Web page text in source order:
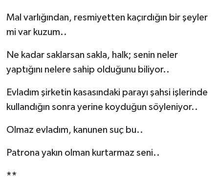
Mal varlığından, resmiyetten kaçırdığın bir şeyler
mi var kuzum..
Ne kadar saklarsan sakla, halk; senin neler
yaptığını nelere sahip olduğunu biliyor..
Evladım şirketin kasasındaki parayı şahsi işlerinde
kullandığın sonra yerine koyduğun söyleniyor..
Olmaz evladım, kanunen suç bu..
Patrona yakın olman kurtarmaz seni..
**